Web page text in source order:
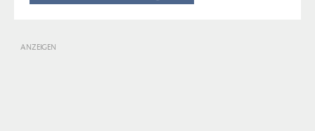
ANZEIGEN